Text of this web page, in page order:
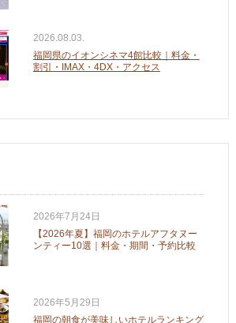
2026.08.03.
福岡県のイオンシネマ4館比較｜料金・
割引・IMAX・4DX・アクセス
2026年7月24日
【2026年夏】福岡のホテルアフタヌー
ンティー10選｜料金・期間・予約比較
2026年5月29日
福岡の朝食が美味しいホテルランキング